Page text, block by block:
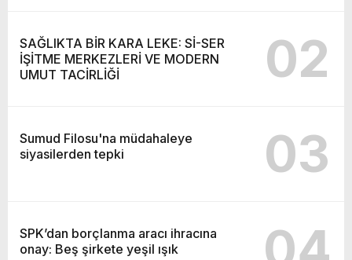
SAĞLIKTA BİR KARA LEKE: Sİ-SER
İŞİTME MERKEZLERİ VE MODERN
UMUT TACİRLİĞİ
02
Sumud Filosu'na müdahaleye
siyasilerden tepki
03
SPK’dan borçlanma aracı ihracına
onay: Beş şirkete yeşil ışık